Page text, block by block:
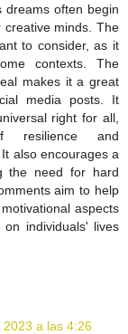
dreams often begin
minds. The
to consider, as it
contexts. The
makes it a great
media posts. It
right for all,
resilience and
also encourages a
the need for hard
aim to help
aspects
individuals' lives
a las 4:26